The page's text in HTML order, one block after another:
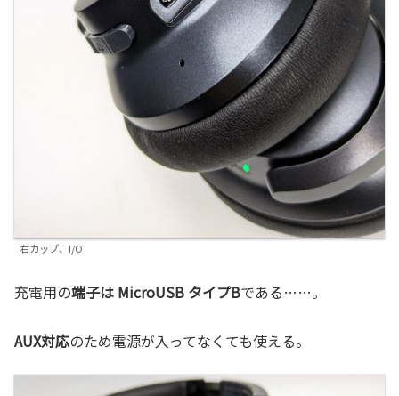
右カップ、I/O
充電用の端子は MicroUSB タイプBである……。
AUX対応のため電源が入ってなくても使える。